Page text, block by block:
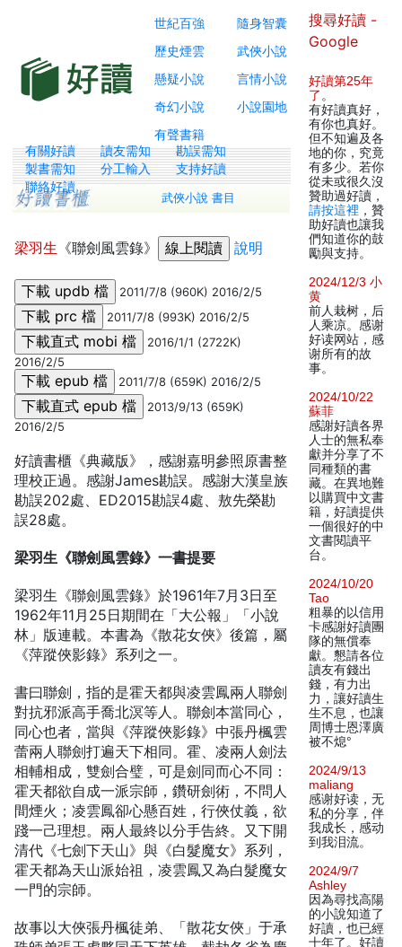
世紀百強
隨身智囊
歷史煙雲
武俠小說
懸疑小說
言情小說
奇幻小說
小說園地
有聲書籍
有關好讀 讀友需知
勘誤需知
製書需知
分工輸入
支持好讀
聯絡好讀
武俠小說 書目
梁羽生 《聯劍風雲錄》 說明
2011/7/8 (960K) 2016/2/5
2011/7/8 (993K) 2016/2/5
2016/1/1 (2722K)
2016/2/5
2011/7/8 (659K) 2016/2/5
2013/9/13 (659K)
2016/2/5
好讀書櫃《典藏版》，感謝嘉明參照原書整
理校正過。感謝James勘誤。感謝大漢皇族
勘誤202處、ED2015勘誤4處、敖先榮勘
誤28處。
梁羽生《聯劍風雲錄》一書提要
梁羽生《聯劍風雲錄》於1961年7月3日至
1962年11月25日期間在「大公報」「小說
林」版連載。本書為《散花女俠》後篇，屬
《萍蹤俠影錄》系列之一。
書曰聯劍，指的是霍天都與凌雲鳳兩人聯劍
對抗邪派高手喬北溟等人。聯劍本當同心，
同心也者，當與《萍蹤俠影錄》中張丹楓雲
蕾兩人聯劍打遍天下相同。霍、凌兩人劍法
相輔相成，雙劍合璧，可是劍同而心不同：
霍天都欲自成一派宗師，鑽研劍術，不問人
間煙火；凌雲鳳卻心懸百姓，行俠仗義，欲
踐一己理想。兩人最終以分手告終。又下開
清代《七劍下天山》與《白髮魔女》系列，
霍天都為天山派始祖，凌雲鳳又為白髮魔女
一門的宗師。
故事以大俠張丹楓徒弟、「散花女俠」于承
搜尋好讀 -
Google
好讀第25年
了 。
有好讀真好，
有你也真好。
但不知遍及各
地的你，究竟
有多少。若你
從未或很久沒
贊助過好讀，
請按這裡 ，贊
助好讀也讓我
們知道你的鼓
勵與支持。
2024/12/3 小
黄
前人栽树，后
人乘凉。感谢
好读网站，感
谢所有的故
事。
2024/10/22
蘇菲
感謝好讀各界
人士的無私奉
獻并分享了不
同種類的書
藏。在異地難
以購買中文書
籍，好讀提供
一個很好的中
文書閱讀平
台。
2024/10/20
Tao
粗暴的以信用
卡感謝好讀團
隊的無償奉
獻。懇請各位
讀友有錢出
錢，有力出
力，讓好讀生
生不息，也讓
周博士恩澤廣
被不熄°
2024/9/13
maliang
感谢好读，无
私的分享，伴
我成长，感动
到我泪流。
2024/9/7
Ashley
因為尋找高陽
的小說知道了
好讀，也已經
十年了。好讀